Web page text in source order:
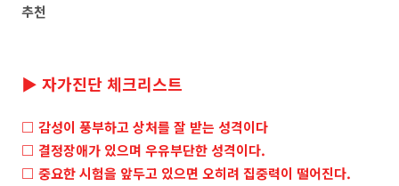
추천
▶ 자가진단 체크리스트
□ 감성이 풍부하고 상처를 잘 받는 성격이다
□ 결정장애가 있으며 우유부단한 성격이다.
□ 중요한 시험을 앞두고 있으면 오히려 집중력이 떨어진다.